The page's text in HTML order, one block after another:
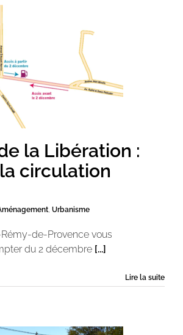
la Libération :
circulation
, Urbanisme
de-Provence vous
du 2 décembre [...]
Lire la suite